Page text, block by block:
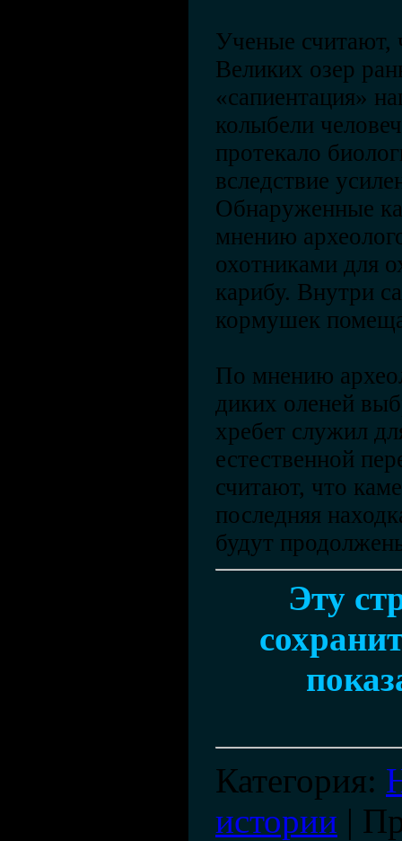
Ученые считают,
Великих озер
«сапиентация»
колыбели
протекало
вследствие
Обнаруженные
мнению
охотниками для
карибу. Внутри
кормушек
По мнению
диких оленей
хребет служил
естественной
считают, что
последняя
будут
Эту
Категория:
истории |